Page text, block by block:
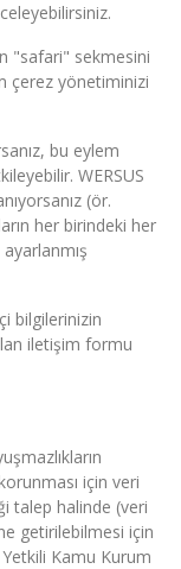
"safari" sekmesini
çerez yönetiminizi
bu eylem
WERSUS
(ör.
her birindeki her
bilgilerinizin
iletişim formu
için veri
talep halinde (veri
getirilebilmesi için
Kamu Kurum